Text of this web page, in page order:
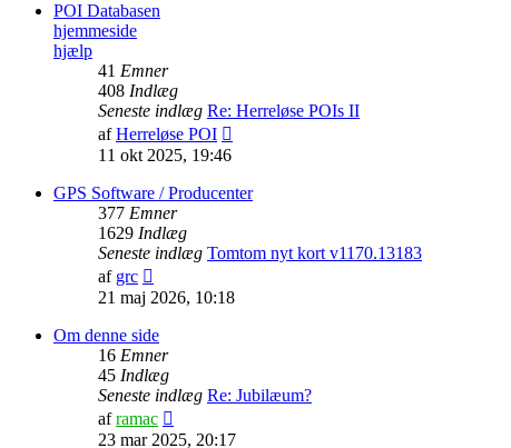
POI Databasen
hjemmeside
hjælp
41 Emner
408 Indlæg
Seneste indlæg Re: Herreløse POIs II
afHerreløse POI
indlæg
11 okt 2025, 19:46
GPS Software / Producenter
377 Emner
1629 Indlæg
Seneste indlæg Tomtom nyt kort v1170.13183
af grc
det
indlæg
21 maj 2026, 10:18
Om denne side
16 Emner
45 Indlæg
Seneste indlæg Re: Jubilæum?
aframac
det
23 mar 2025, 20:17